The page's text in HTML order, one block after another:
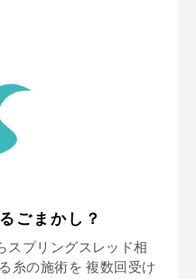
ごまかし？
スプリングスレッド相
糸の施術を 複数回受け